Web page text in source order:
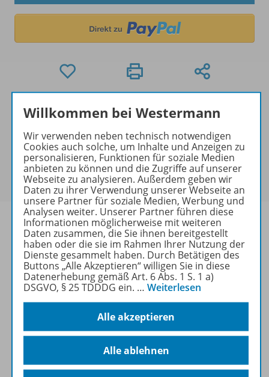
Hinweis zu Sonderkonditionen
Bei Bezahlung über Paypal und Kreditkarte können
keine Sonderkonditionen gewährt werden.
Sie haben ein passendesSpar-Paket?
Um den für Sie gültigen Preis zu sehen,melden Sie
sich bitte an.
Informationen
Weitere Inhalte der Ausgabe
Willkommen bei Westermann
Wir verwenden neben technisch notwendigen
Cookies auch solche, um Inhalte und Anzeigen zu
personalisieren, Funktionen für soziale Medien
anbieten zu können und die Zugriffe auf unserer
Webseite zu analysieren. Außerdem geben wir
Daten zu ihrer Verwendung unserer Webseite an
unsere Partner für soziale Medien, Werbung und
Analysen weiter. Unserer Partner führen diese
Informationen möglicherweise mit weiteren
Daten zusammen, die Sie ihnen bereitgestellt
haben oder die sie im Rahmen Ihrer Nutzung der
Dienste gesammelt haben. Durch Betätigen des
Buttons „Alle Akzeptieren“ willigen Sie in diese
Datenerhebung gemäß Art. 6 Abs. 1 S. 1 a)
DSGVO, § 25 TDDDG ein. … Weiterlesen
Alle akzeptieren
Alle ablehnen